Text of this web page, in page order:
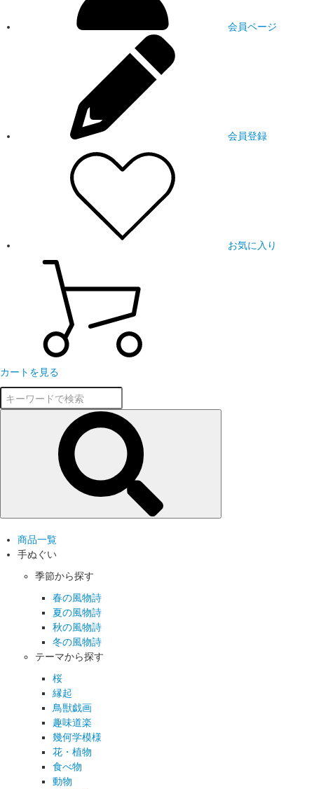
会員ページ
会員登録
お気に入り
カートを見る
商品一覧
手ぬぐい
季節から探す
春の風物詩
夏の風物詩
秋の風物詩
冬の風物詩
テーマから探す
桜
縁起
鳥獣戯画
趣味道楽
幾何学模様
花・植物
食べ物
動物